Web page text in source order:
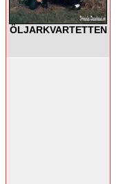
ÖLJARKVARTETTEN